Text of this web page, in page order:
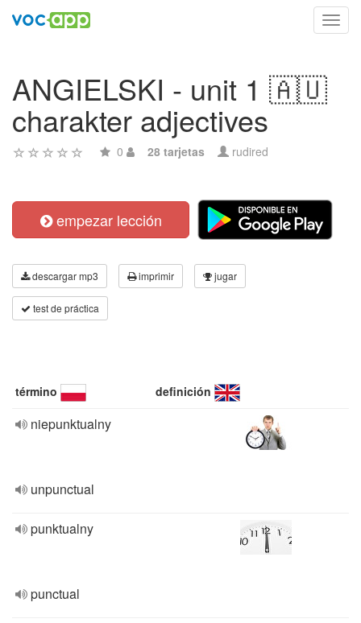
ANGIELSKI - unit 1 🇦🇺
charakter adjectives
0 28 tarjetas rudired
empezar lección
descargar mp3 imprimir jugar
test de práctica
término definición
niepunktualny
unpunctual
punktualny
punctual